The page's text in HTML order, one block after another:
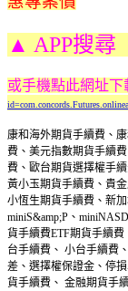
▲ APP搜尋
或手機點此網址下
康和海外期貨手續費、
費、美元指數期貨手續
費、歐台期貨選擇權手
黃小玉期貨手續費、貴
小恆生期貨手續費、新
miniS&amp;P、
貨手續費ETF期貨手續
台手續費、 小台手續費
差、選擇權保證金、停
貨手續費、 金融期貨手